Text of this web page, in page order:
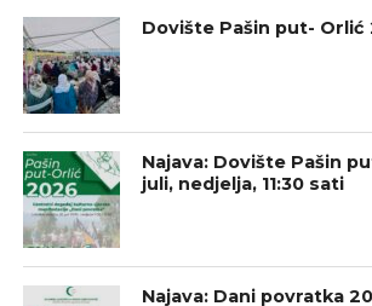
Dovište Pašin put- Orlić
Najava: Dovište Pašin
juli, nedjelja, 11:30 sati
Najava: Dani povratka